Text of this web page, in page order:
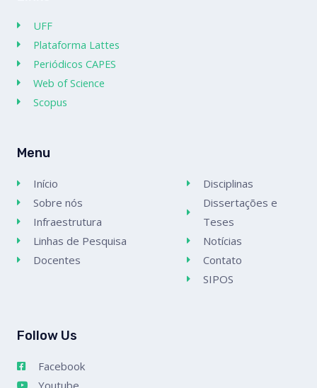
UFF
Plataforma Lattes
Periódicos CAPES
Web of Science
Scopus
Menu
Início
Sobre nós
Infraestrutura
Linhas de Pesquisa
Docentes
Disciplinas
Dissertações e
Teses
Notícias
Contato
SIPOS
Follow Us
Facebook
Youtube